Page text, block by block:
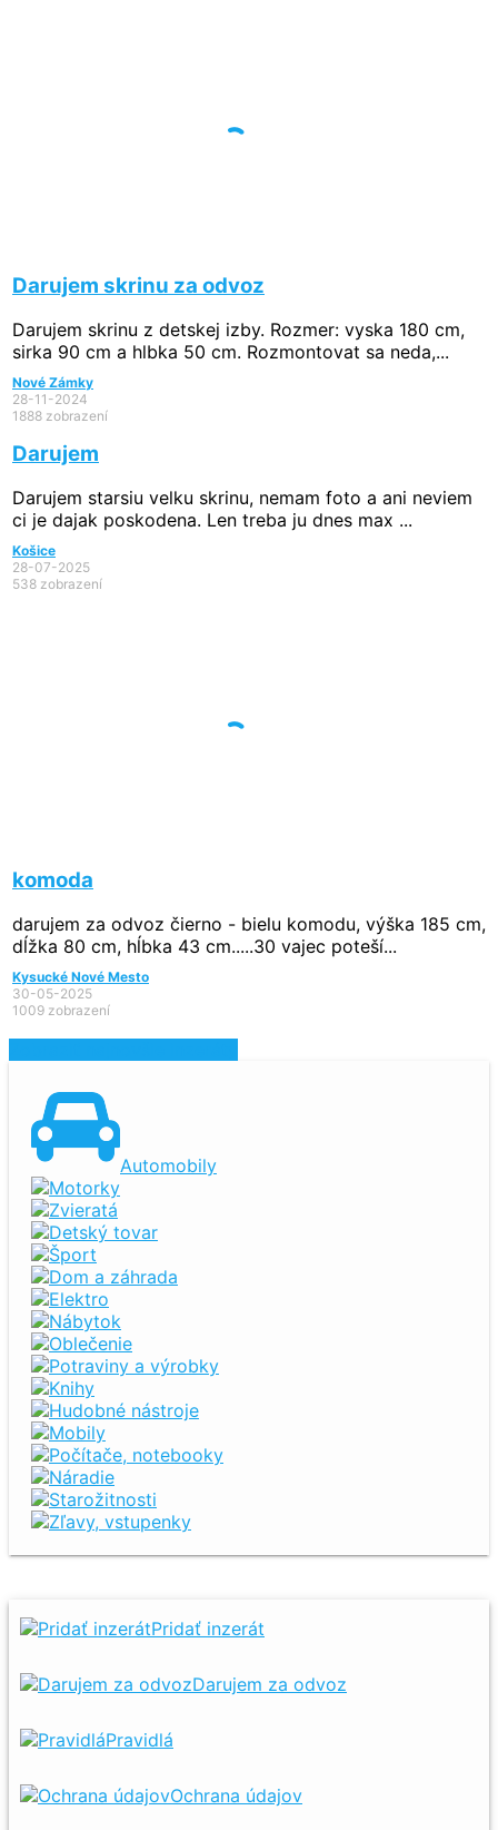
Darujem skrinu za odvoz
Darujem skrinu z detskej izby. Rozmer: vyska 180 cm,
sirka 90 cm a hlbka 50 cm. Rozmontovat sa neda,...
Nové Zámky
28-11-2024
1888 zobrazení
Darujem
Darujem starsiu velku skrinu, nemam foto a ani neviem
ci je dajak poskodena. Len treba ju dnes max ...
Košice
28-07-2025
538 zobrazení
komoda
darujem za odvoz čierno - bielu komodu, výška 185 cm,
dĺžka 80 cm, hĺbka 43 cm.....30 vajec poteší...
Kysucké Nové Mesto
30-05-2025
1009 zobrazení
Automobily
Motorky
Zvieratá
Detský tovar
Šport
Dom a záhrada
Elektro
Nábytok
Oblečenie
Potraviny a výrobky
Knihy
Hudobné nástroje
Mobily
Počítače, notebooky
Náradie
Starožitnosti
Zľavy, vstupenky
Pridať inzerát
Darujem za odvoz
Pravidlá
Ochrana údajov